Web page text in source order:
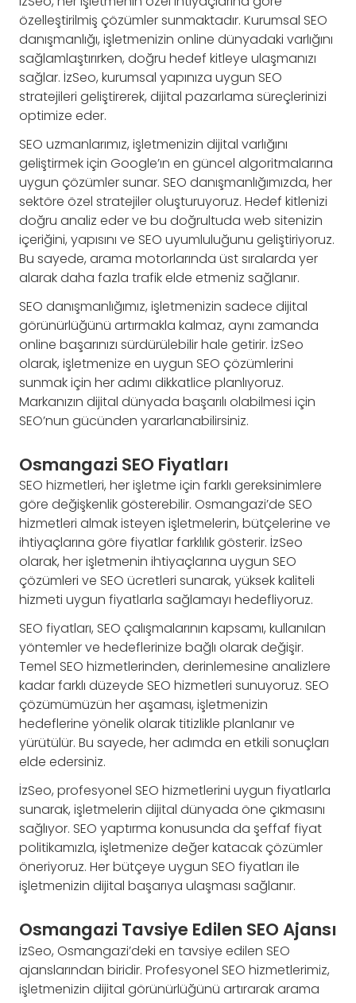
özelleştirilmiş çözümler sunmaktadır. Kurumsal SEO
danışmanlığı, işletmenizin online dünyadaki varlığını
sağlamlaştırırken, doğru hedef kitleye ulaşmanızı
sağlar. İzSeo, kurumsal yapınıza uygun SEO
stratejileri geliştirerek, dijital pazarlama süreçlerinizi
optimize eder.
SEO uzmanlarımız, işletmenizin dijital varlığını
geliştirmek için Google’ın en güncel algoritmalarına
uygun çözümler sunar. SEO danışmanlığımızda, her
sektöre özel stratejiler oluşturuyoruz. Hedef kitlenizi
doğru analiz eder ve bu doğrultuda web sitenizin
içeriğini, yapısını ve SEO uyumluluğunu geliştiriyoruz.
Bu sayede, arama motorlarında üst sıralarda yer
alarak daha fazla trafik elde etmeniz sağlanır.
SEO danışmanlığımız, işletmenizin sadece dijital
görünürlüğünü artırmakla kalmaz, aynı zamanda
online başarınızı sürdürülebilir hale getirir. İzSeo
olarak, işletmenize en uygun SEO çözümlerini
sunmak için her adımı dikkatlice planlıyoruz.
Markanızın dijital dünyada başarılı olabilmesi için
SEO’nun gücünden yararlanabilirsiniz.
Osmangazi SEO Fiyatları
SEO hizmetleri, her işletme için farklı gereksinimlere
göre değişkenlik gösterebilir. Osmangazi’de SEO
hizmetleri almak isteyen işletmelerin, bütçelerine ve
ihtiyaçlarına göre fiyatlar farklılık gösterir. İzSeo
olarak, her işletmenin ihtiyaçlarına uygun SEO
çözümleri ve SEO ücretleri sunarak, yüksek kaliteli
hizmeti uygun fiyatlarla sağlamayı hedefliyoruz.
SEO fiyatları, SEO çalışmalarının kapsamı, kullanılan
yöntemler ve hedeflerinize bağlı olarak değişir.
Temel SEO hizmetlerinden, derinlemesine analizlere
kadar farklı düzeyde SEO hizmetleri sunuyoruz. SEO
çözümümüzün her aşaması, işletmenizin
hedeflerine yönelik olarak titizlikle planlanır ve
yürütülür. Bu sayede, her adımda en etkili sonuçları
elde edersiniz.
İzSeo, profesyonel SEO hizmetlerini uygun fiyatlarla
sunarak, işletmelerin dijital dünyada öne çıkmasını
sağlıyor. SEO yaptırma konusunda da şeffaf fiyat
politikamızla, işletmenize değer katacak çözümler
öneriyoruz. Her bütçeye uygun SEO fiyatları ile
işletmenizin dijital başarıya ulaşması sağlanır.
Osmangazi Tavsiye Edilen SEO Ajansı
İzSeo, Osmangazi’deki en tavsiye edilen SEO
ajanslarından biridir. Profesyonel SEO hizmetlerimiz,
işletmenizin dijital görünürlüğünü artırarak arama